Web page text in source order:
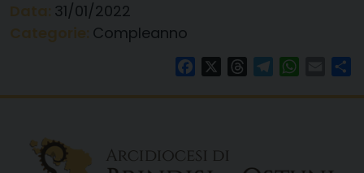
31/01/2022
Compleanno
FacebookThreadsTelegram Email